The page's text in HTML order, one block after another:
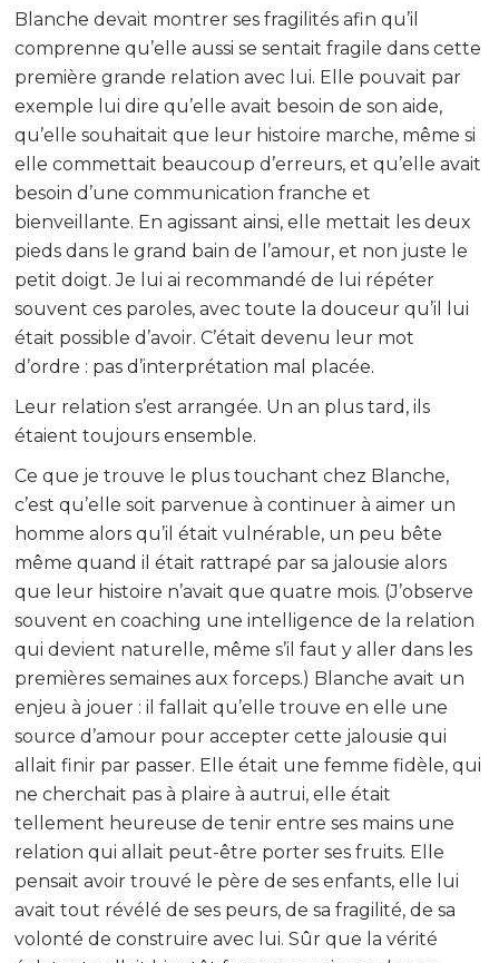
Blanche devait montrer ses fragilités afin qu’il
comprenne qu’elle aussi se sentait fragile dans cette
première grande relation avec lui. Elle pouvait par
exemple lui dire qu’elle avait besoin de son aide,
qu’elle souhaitait que leur histoire marche, même si
elle commettait beaucoup d’erreurs, et qu’elle avait
besoin d’une communication franche et
bienveillante. En agissant ainsi, elle mettait les deux
pieds dans le grand bain de l’amour, et non juste le
petit doigt. Je lui ai recommandé de lui répéter
souvent ces paroles, avec toute la douceur qu’il lui
était possible d’avoir. C’était devenu leur mot
d’ordre : pas d’interprétation mal placée.
Leur relation s’est arrangée. Un an plus tard, ils
étaient toujours ensemble.
Ce que je trouve le plus touchant chez Blanche,
c’est qu’elle soit parvenue à continuer à aimer un
homme alors qu’il était vulnérable, un peu bête
même quand il était rattrapé par sa jalousie alors
que leur histoire n’avait que quatre mois. (J’observe
souvent en coaching une intelligence de la relation
qui devient naturelle, même s’il faut y aller dans les
premières semaines aux forceps.) Blanche avait un
enjeu à jouer : il fallait qu’elle trouve en elle une
source d’amour pour accepter cette jalousie qui
allait finir par passer. Elle était une femme fidèle, qui
ne cherchait pas à plaire à autrui, elle était
tellement heureuse de tenir entre ses mains une
relation qui allait peut-être porter ses fruits. Elle
pensait avoir trouvé le père de ses enfants, elle lui
avait tout révélé de ses peurs, de sa fragilité, de sa
volonté de construire avec lui. Sûr que la vérité